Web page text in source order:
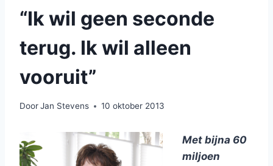
“Ik wil geen seconde
terug. Ik wil alleen
vooruit”
DoorJan Stevens 10 oktober 2013
Met bijna 60
miljoen